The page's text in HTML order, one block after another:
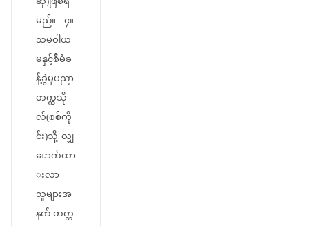
မည်။ ၄။
သမဝါယ
မနှင့်စီမံခ
န့်ခွဲမှုပညာ
တက္ကသို
လ်(စစ်ကို
င်း)သို့ လျှ
ောက်ထာ
းလာ
သူများအ
နက် တက္က